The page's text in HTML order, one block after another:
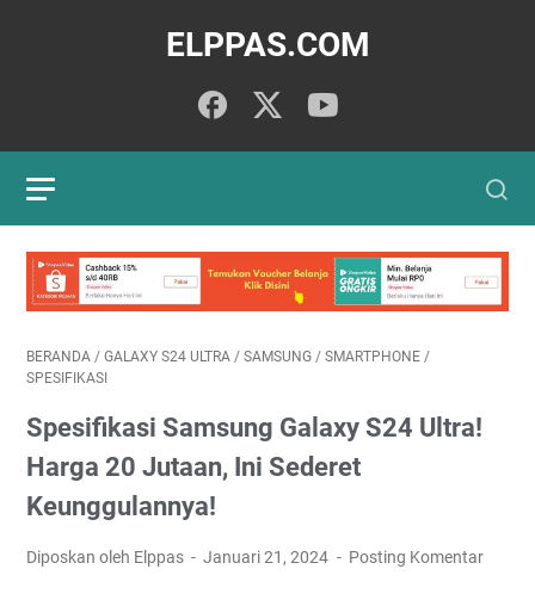
ELPPAS.COM
BERANDA / GALAXY S24 ULTRA / SAMSUNG / SMARTPHONE /
SPESIFIKASI
Spesifikasi Samsung Galaxy S24 Ultra!
Harga 20 Jutaan, Ini Sederet
Keunggulannya!
Diposkan oleh Elppas Januari 21, 2024 Posting Komentar